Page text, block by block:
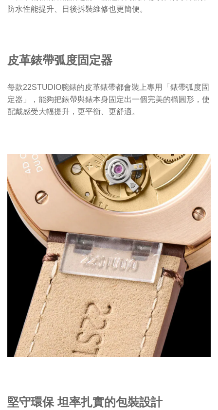
防水性能提升、日後拆裝維修也更簡便。
皮革錶帶弧度固定器
每款22STUDIO腕錶的皮革錶帶都會裝上專用「錶帶弧度固
定器」，能夠把錶帶與錶本身固定出一個完美的橢圓形，使
配戴感受大幅提升，更平衡、更舒適。
堅守環保 坦率扎實的包裝設計